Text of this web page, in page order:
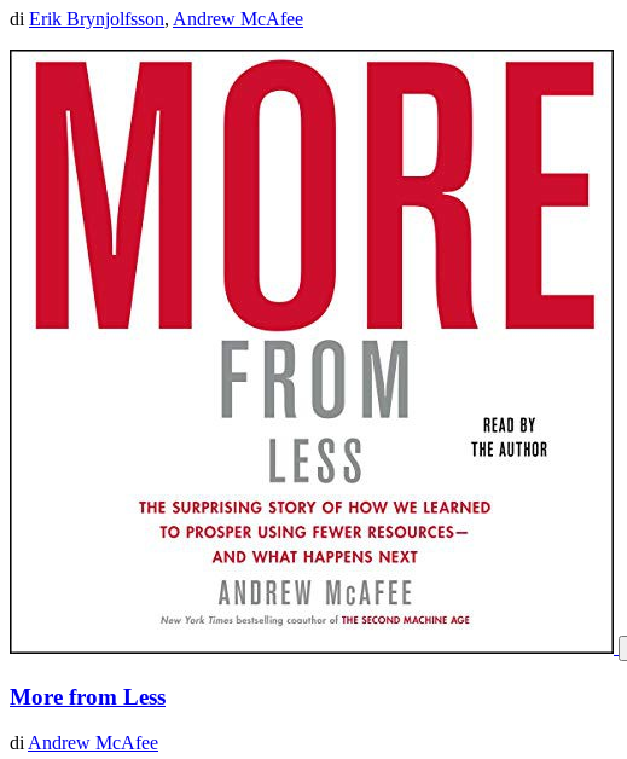
di Erik Brynjolfsson, Andrew McAfee
More from Less
di Andrew McAfee